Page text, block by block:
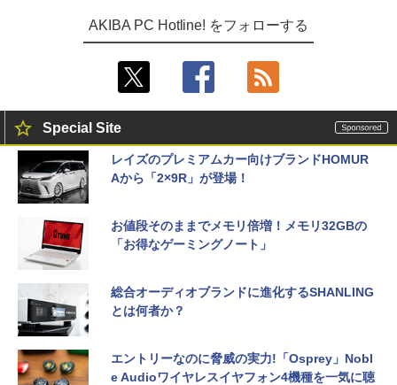
AKIBA PC Hotline! をフォローする
Special Site
レイズのプレミアムカー向けブランドHOMUR
Aから「2×9R」が登場！
お値段そのままでメモリ倍増！メモリ32GBの
「お得なゲーミングノート」
総合オーディオブランドに進化するSHANLING
とは何者か？
エントリーなのに脅威の実力!「Osprey」Nobl
e Audioワイヤレスイヤフォン4機種を一気に聴